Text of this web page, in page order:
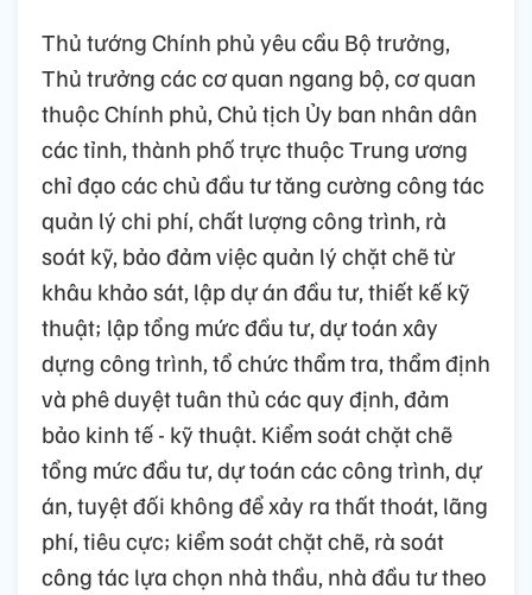
Thủ tướng Chính phủ yêu cầu Bộ trưởng,
Thủ trưởng các cơ quan ngang bộ, cơ quan
thuộc Chính phủ, Chủ tịch Ủy ban nhân dân
các tỉnh, thành phố trực thuộc Trung ương
chỉ đạo các chủ đầu tư tăng cường công tác
quản lý chi phí, chất lượng công trình, rà
soát kỹ, bảo đảm việc quản lý chặt chẽ từ
khâu khảo sát, lập dự án đầu tư, thiết kế kỹ
thuật; lập tổng mức đầu tư, dự toán xây
dựng công trình, tổ chức thẩm tra, thẩm định
và phê duyệt tuân thủ các quy định, đảm
bảo kinh tế - kỹ thuật. Kiểm soát chặt chẽ
tổng mức đầu tư, dự toán các công trình, dự
án, tuyệt đối không để xảy ra thất thoát, lãng
phí, tiêu cực; kiểm soát chặt chẽ, rà soát
công tác lựa chọn nhà thầu, nhà đầu tư theo